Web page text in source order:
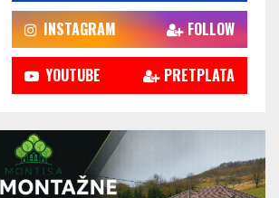
INSTAGRAM FOLLOW
YOUTUBE PRETPLATA